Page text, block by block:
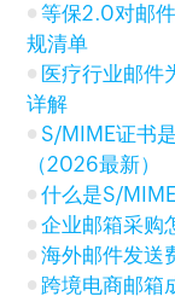
等保2.0对邮
规清单
医疗行业邮件
详解
S/MIME证书
（2026最新）
什么是S/
企业邮箱采购
海外邮件发送
跨境电商邮箱